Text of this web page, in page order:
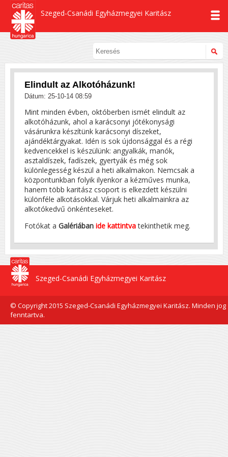
Szeged-Csanádi Egyházmegyei Karitász
Elindult az Alkotóházunk!
Dátum: 25-10-14 08:59
Mint minden évben, októberben ismét elindult az
alkotóházunk, ahol a karácsonyi jótékonysági
vásárunkra készítünk karácsonyi díszeket,
ajándéktárgyakat. Idén is sok újdonsággal és a régi
kedvencekkel is készülünk: angyalkák, manók,
asztaldíszek, fadíszek, gyertyák és még sok
különlegesség készül a heti alkalmakon. Nemcsak a
központunkban folyik ilyenkor a kézműves munka,
hanem több karitász csoport is elkezdett készülni
különféle alkotásokkal. Várjuk heti alkalmainkra az
alkotókedvű önkénteseket.
Fotókat a Galériában ide kattintvatekinthetik meg.
Szeged-Csanádi Egyházmegyei Karitász
© Copyright 2015 Szeged-Csanádi Egyházmegyei Karitász. Minden jog
fenntartva.